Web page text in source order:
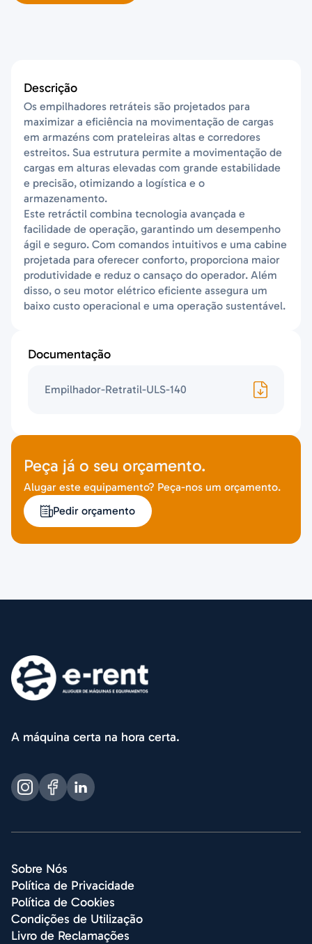
Descrição
Os empilhadores retráteis são projetados para
maximizar a eficiência na movimentação de cargas
em armazéns com prateleiras altas e corredores
estreitos. Sua estrutura permite a movimentação de
cargas em alturas elevadas com grande estabilidade
e precisão, otimizando a logística e o
armazenamento.
Este retráctil combina tecnologia avançada e
facilidade de operação, garantindo um desempenho
ágil e seguro. Com comandos intuitivos e uma cabine
projetada para oferecer conforto, proporciona maior
produtividade e reduz o cansaço do operador. Além
disso, o seu motor elétrico eficiente assegura um
baixo custo operacional e uma operação sustentável.
Documentação
Empilhador-Retratil-ULS-140
Peça já o seu orçamento.
Alugar este equipamento? Peça-nos um orçamento.
Pedir orçamento
A máquina certa na hora certa.
Sobre Nós
Política de Privacidade
Política de Cookies
Condições de Utilização
Livro de Reclamações